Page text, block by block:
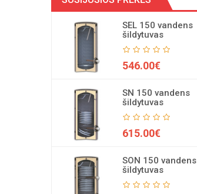
SEL 150 vandens
šildytuvas
546.00€
SN 150 vandens
šildytuvas
615.00€
SON 150 vandens
šildytuvas